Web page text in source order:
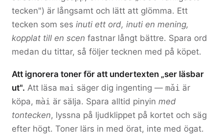
tecken") är långsamt och lätt att glömma. Ett
tecken som ses inuti ett ord, inuti en mening,
kopplat till en scen fastnar långt bättre. Spara ord
medan du tittar, så följer tecknen med på köpet.
Att ignorera toner för att undertexten „ser läsbar
ut". Att läsa mai säger dig ingenting — mǎi är
köpa, mài är sälja. Spara alltid pinyin med
tontecken, lyssna på ljudklippet på kortet och säg
efter högt. Toner lärs in med örat, inte med ögat.